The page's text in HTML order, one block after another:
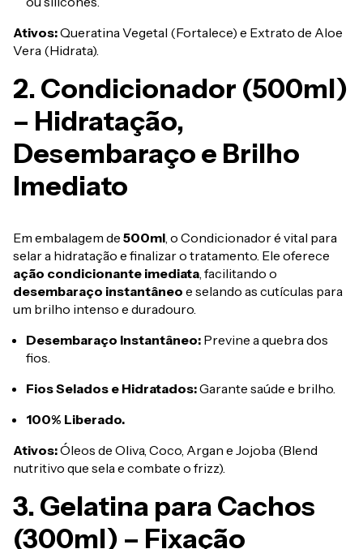
Ativos:Queratina Vegetal (Fortalece) e Extrato de Aloe
Vera (Hidrata).
2. Condicionador (500ml)
– Hidratação,
Desembaraço e Brilho
Imediato
Em embalagem de 500ml, o Condicionador é vital para
selar a hidratação e finalizar o tratamento. Ele oferece
ação condicionante imediata, facilitando o
desembaraço instantâneo e selando as cutículas para
um brilho intenso e duradouro.
Desembaraço Instantâneo: Previne a quebra dos
fios.
Fios Selados e Hidratados:Garante saúde e brilho.
100% Liberado.
Ativos:Óleos de Oliva, Coco, Argan e Jojoba (Blend
nutritivo que sela e combate o frizz).
3. Gelatina para Cachos
(300ml) – Fixação